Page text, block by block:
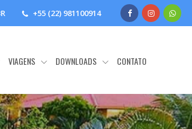
+55 (22) 981100914
VIAGENS DOWNLOADS CONTATO